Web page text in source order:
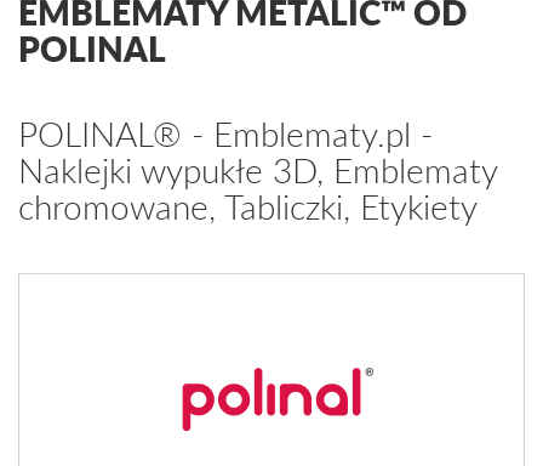
EMBLEMATY METALIC™ OD
POLINAL
POLINAL® - Emblematy.pl -
Naklejki wypukłe 3D, Emblematy
chromowane, Tabliczki, Etykiety